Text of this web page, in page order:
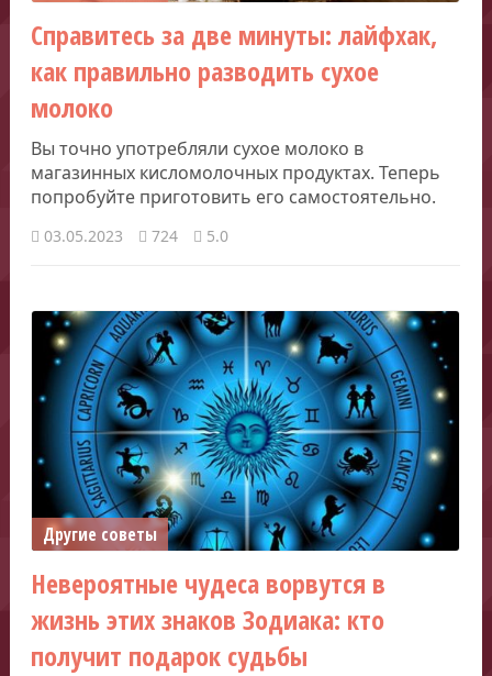
Справитесь за две минуты: лайфхак,
как правильно разводить сухое
молоко
Вы точно употребляли сухое молоко в
магазинных кисломолочных продуктах. Теперь
попробуйте приготовить его самостоятельно.
03.05.2023 724 5.0
Другие советы
Невероятные чудеса ворвутся в
жизнь этих знаков Зодиака: кто
получит подарок судьбы